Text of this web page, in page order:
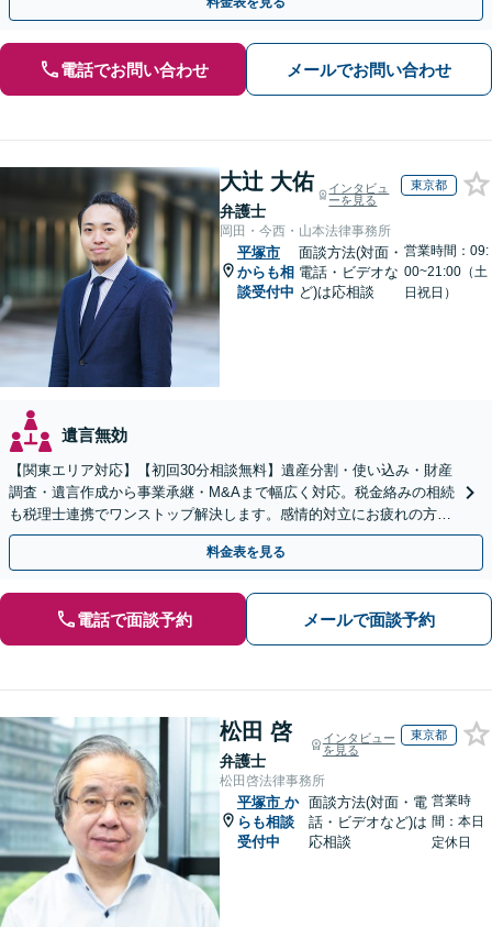
電話でお問い合わせ メールでお問い合わせ
大辻 大佑
弁護士
インタビュ
ーを見る
東京都
岡田・今西・山本法律事務所
平塚市
からも相
談受付中
面談方法(対面・
電話・ビデオな
ど)は応相談
営業時間：09:
00~21:00（土
日祝日）
遺言無効
【関東エリア対応】【初回30分相談無料】遺産分割・使い込み・財産
調査・遺言作成から事業承継・M&Aまで幅広く対応。税金絡みの相続
も税理士連携でワンストップ解決します。感情的対立にお疲れの方や
紛争予防をご検討の方も、お気軽にご相談ください。
料金表を見る
電話で面談予約 メールで面談予約
松田 啓
弁護士
インタビュー
を見る
東京都
松田啓法律事務所
平塚市 か
らも相談
受付中
面談方法(対面・電
話・ビデオなど)は
応相談
営業時
間：本日
定休日